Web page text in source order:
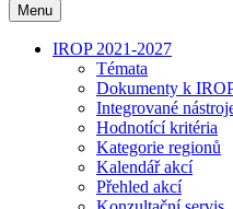
Menu
IROP 2021-2027
Témata
Dokumenty k
Integrované
Hodnotící kritéria
Kategorie regionů
Kalendář akcí
Přehled akcí